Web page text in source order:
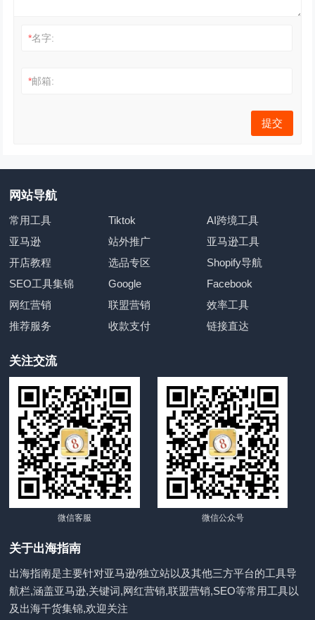
*名字:
*邮箱:
网站导航
常用工具 Tiktok
AI跨境工具
亚马逊
站外推广
亚马逊工具
开店教程
选品专区
Shopify导航
SEO工具集锦
Google
Facebook
网红营销
联盟营销
效率工具
推荐服务
收款支付 链接直达
关注交流
微信客服 微信公众号
关于出海指南
出海指南是主要针对亚马逊/独立站以及其他三方平台的工具导
航栏,涵盖亚马逊,关键词,网红营销,联盟营销,SEO等常用工具以
及出海干货集锦,欢迎关注